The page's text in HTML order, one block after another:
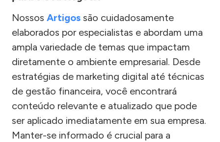
Nossos Artigos são cuidadosamente
elaborados por especialistas e abordam uma
ampla variedade de temas que impactam
diretamente o ambiente empresarial. Desde
estratégias de marketing digital até técnicas
de gestão financeira, você encontrará
conteúdo relevante e atualizado que pode
ser aplicado imediatamente em sua empresa.
Manter-se informado é crucial para a